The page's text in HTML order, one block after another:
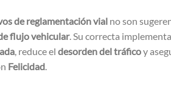
de reglamentación vial no son
flujo vehicular. Su correcta
, reduce el desorden del tráficoy
Felicidad.